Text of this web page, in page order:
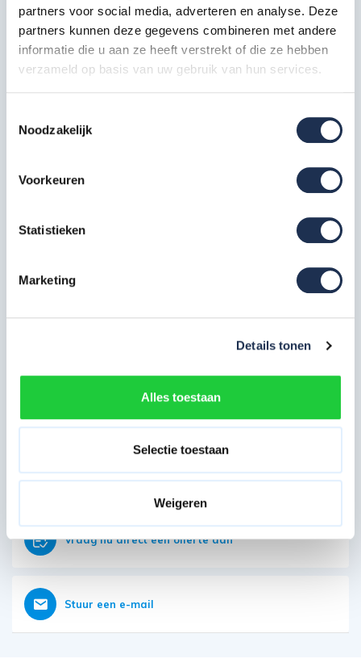
partners voor social media, adverteren en analyse. Deze
partners kunnen deze gegevens combineren met andere
informatie die u aan ze heeft verstrekt of die ze hebben
verzameld op basis van uw gebruik van hun services.
Noodzakelijk
Voorkeuren
Statistieken
Marketing
Details tonen
Alles toestaan
Selectie toestaan
Weigeren
Specificaties
Breedte in cm
veiligheidsnormen
Onze klantenservice is vanaf 08:00 weer geopend
Bereikbaar op 085 - 06 56 19 2
Vraag nu direct een offerte aan
Stuur een e-mail